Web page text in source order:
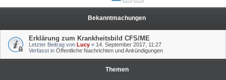
Bekanntmachungen
Erklärung zum Krankheitsbild CFS/ME
Letzter Beitrag von Lucy « 14. September 2017, 11:27
Verfasst in Öffentliche Nachrichten und Ankündigungen
Themen